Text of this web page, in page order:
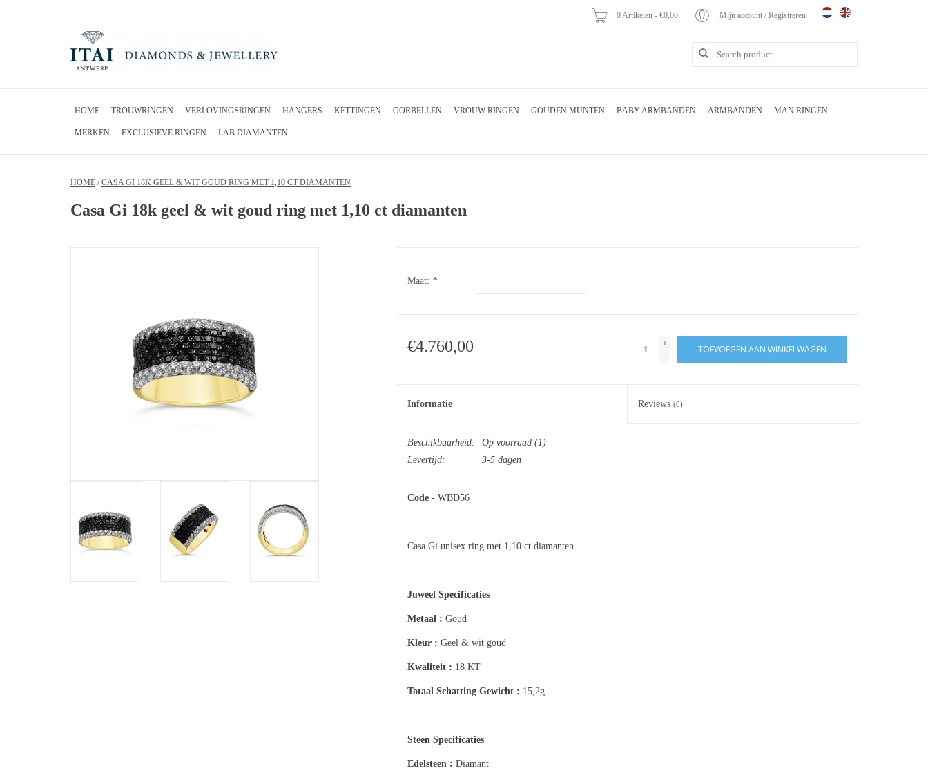
0 Artikelen - €0,00 Mijn account / Registreren
HOME TROUWRINGEN VERLOVINGSRINGEN HANGERS KETTINGEN OORBELLEN VROUW RINGEN GOUDEN MUNTEN BABY ARMBANDEN ARMBANDEN MAN RINGEN
MERKEN EXCLUSIEVE RINGEN LAB DIAMANTEN
HOME /CASA GI 18K GEEL & WIT GOUD RING MET 1,10 CT DIAMANTEN
Casa Gi 18k geel & wit goud ring met 1,10 ct diamanten
Maat: *
€4.760,00
+
-
TOEVOEGEN AAN WINKELWAGEN
Informatie Reviews(0)
Beschikbaarheid: Op voorraad(1)
Levertijd:
3-5 dagen
Code - WBD56
Casa Gi unisex ring met 1,10 ct diamanten.
Juweel Specificaties
Metaal : Goud
Kleur : Geel & wit goud
Kwaliteit : 18 KT
Totaal Schatting Gewicht : 15,2g
Steen Specificaties
Edelsteen : Diamant